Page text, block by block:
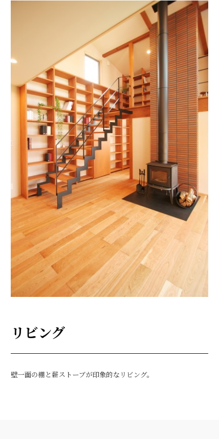
リビング
壁一面の棚と薪ストーブが印象的なリビング。